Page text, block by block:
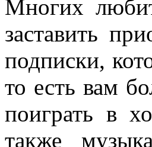
Многих
заставить
подписки,
то есть вам
поиграть в
также